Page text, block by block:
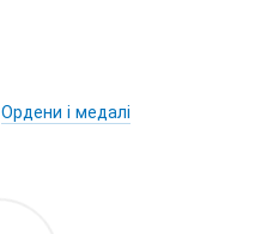
Ордени і медалі